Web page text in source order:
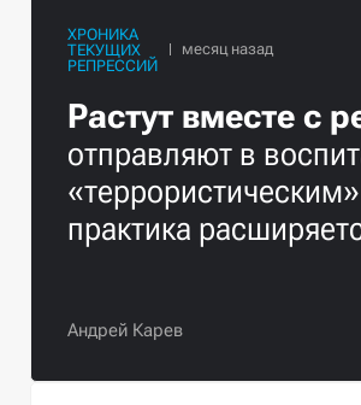
ХРОНИКА
ТЕКУЩИХ
РЕПРЕССИЙ
Растут вместе с
отправляют в
практика
Андрей Карев